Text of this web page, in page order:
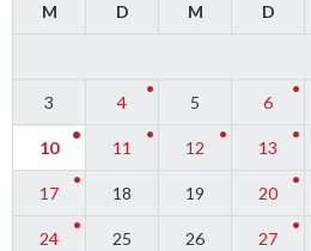
M D M D
3 4 5 6
10 11 12 13
17 18 19 20
24 25 26 27